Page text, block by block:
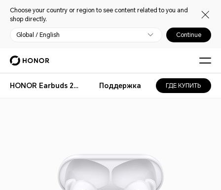
Choose your country or region to see content related to you and
shop directly.
Global / English Continue
HONOR Earbuds 2 Lite Поддержка ГДЕ КУПИТЬ